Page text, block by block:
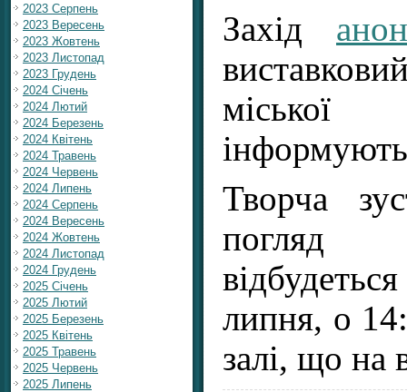
2023 Серпень
2023 Вересень
2023 Жовтень
2023 Листопад
2023 Грудень
2024 Січень
2024 Лютий
2024 Березень
2024 Квітень
2024 Травень
2024 Червень
2024 Липень
2024 Серпень
2024 Вересень
2024 Жовтень
2024 Листопад
2024 Грудень
2025 Січень
2025 Лютий
2025 Березень
2025 Квітень
2025 Травень
2025 Червень
2025 Липень
Захід
Творча
погляд
липня, о
залі, що на